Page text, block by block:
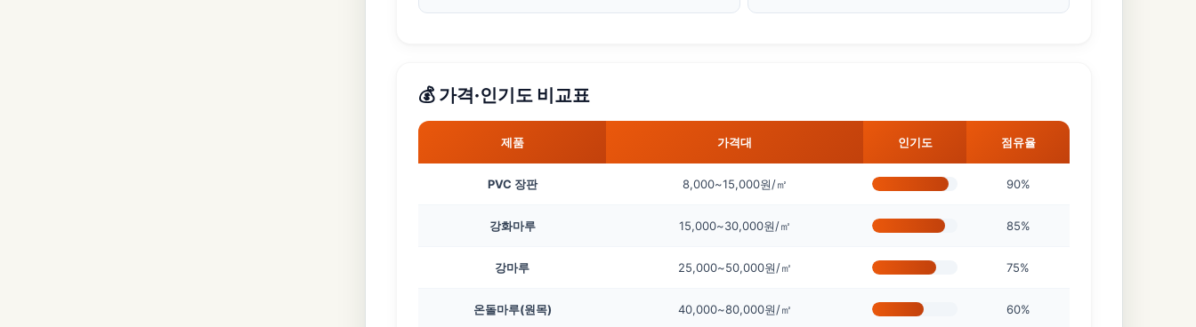
💰 가격·인기도 비교표
제품 가격대 인기도 점유율
PVC 장판 8,000~15,000원/㎡ 90%
강화마루 15,000~30,000원/㎡ 85%
강마루 25,000~50,000원/㎡ 75%
온돌마루(원목) 40,000~80,000원/㎡ 60%